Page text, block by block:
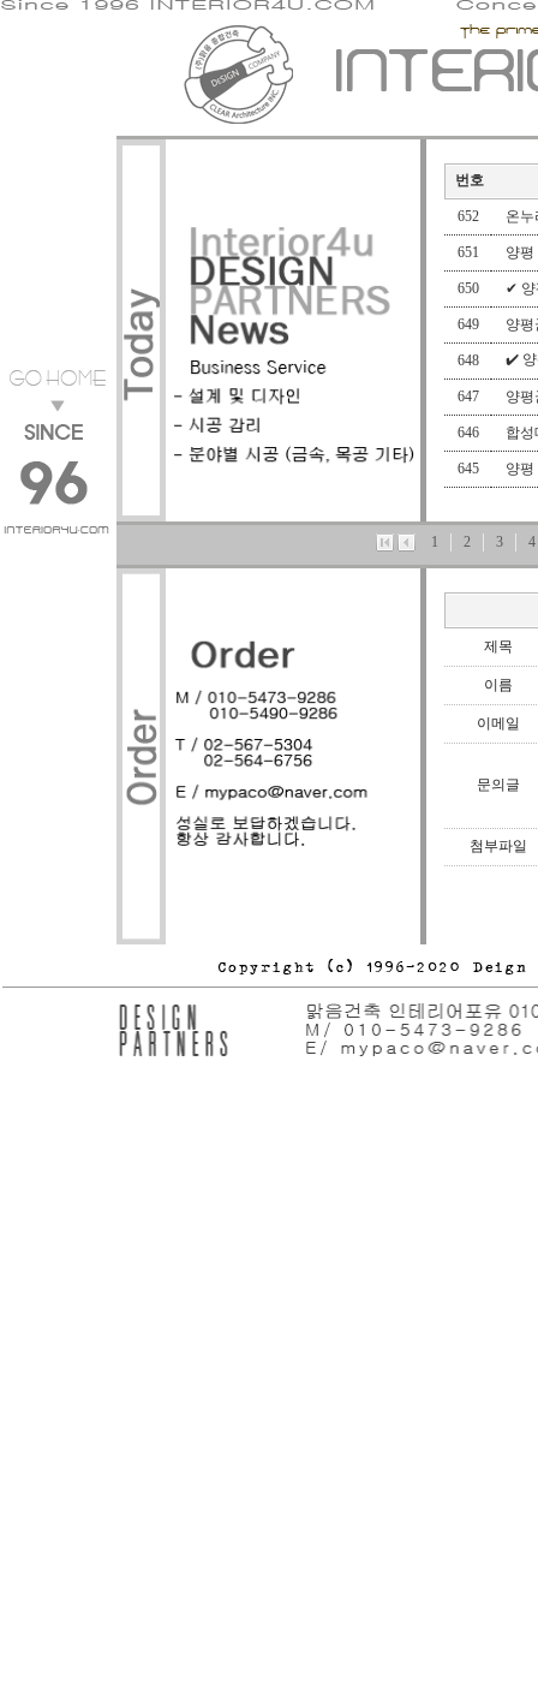
번호
652 온
651 양
650 ✔ 양
649 양
648 ✔️ 양
647 양
646 합
645 양
1 2 3 4
제목
이름
이메일
문의글
첨부파일